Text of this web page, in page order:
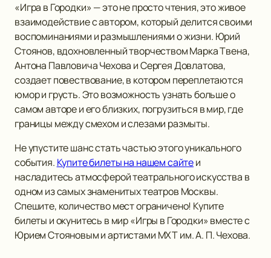
«Игра в Городки» — это не просто чтения, это живое
взаимодействие с автором, который делится своими
воспоминаниями и размышлениями о жизни. Юрий
Стоянов, вдохновленный творчеством Марка Твена,
Антона Павловича Чехова и Сергея Довлатова,
создает повествование, в котором переплетаются
юмор и грусть. Это возможность узнать больше о
самом авторе и его близких, погрузиться в мир, где
границы между смехом и слезами размыты.
Не упустите шанс стать частью этого уникального
события. Купите билеты на нашем сайтеи
насладитесь атмосферой театрального искусства в
одном из самых знаменитых театров Москвы.
Спешите, количество мест ограничено! Купите
билеты и окунитесь в мир «Игры в Городки» вместе с
Юрием Стояновым и артистами МХТ им. А. П. Чехова.